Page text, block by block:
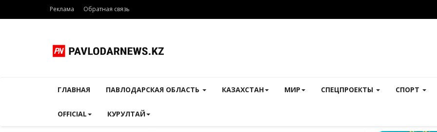
Реклама Обратная связь
ГЛАВНАЯ ПАВЛОДАРСКАЯ ОБЛАСТЬ КАЗАХСТАН МИР СПЕЦПРОЕКТЫ СПОРТ
OFFICIAL КУРУЛТАЙ